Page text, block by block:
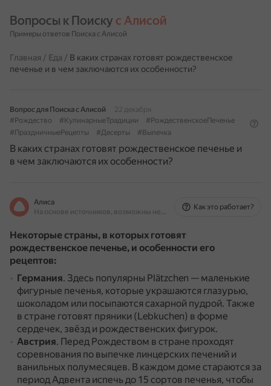
Вопросы к Поиску с Алисой
Примеры ответов Поиска с Алисой
Главная / Еда / В каких странах готовят рождественское
печенье и в чем заключаются их особенности?
Вопрос для Поиска с Алисой
22 декабря
#Рождество
#КулинарныеТрадиции
#РождественскоеПеченье
#ПраздничныеРецепты
#Десерты #Выпечка
В каких странах готовят рождественское печенье и
в чем заключаются их особенности?
Алиса
На основе источников, возможны неточности
Как это работает?
Некоторые страны, в которых готовят
рождественское печенье, и особенности его
рецептов:
Германия. Здесь популярны Plätzchen — маленькие
фигурные печенья, которые украшаются глазурью,
шоколадом или посыпаются сахарной пудрой. Также
в стране готовят пряники (Lebkuchen) в форме
сердечек, звёзд и рождественских фигурок.
Австрия. Перед Рождеством в стране проходят
соревнования по выпечке линцерских печений и
ванильных полумесяцев. В каждом доме стараются за
период Адвента испечь до 15 сортов печенья, чтобы